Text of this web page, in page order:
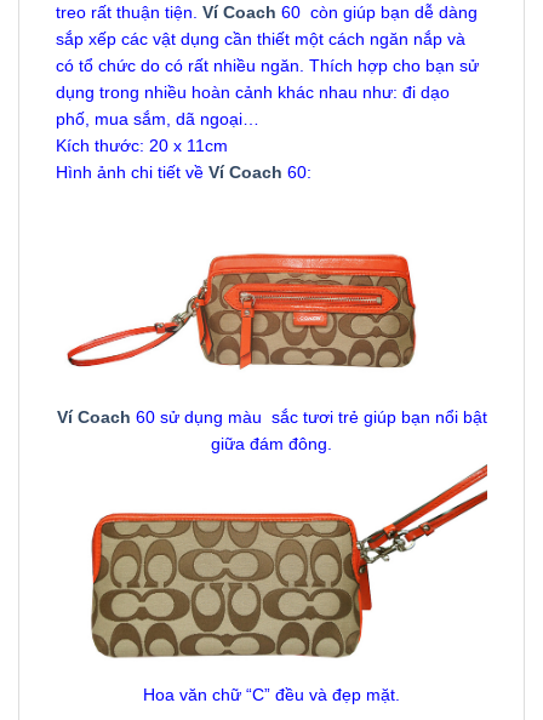
treo rất thuận tiện. Ví Coach 60 còn giúp bạn dễ dàng
sắp xếp các vật dụng cần thiết một cách ngăn nắp và
có tổ chức do có rất nhiều ngăn. Thích hợp cho bạn sử
dụng trong nhiều hoàn cảnh khác nhau như: đi dạo
phố, mua sắm, dã ngoại…
Kích thước: 20 x 11cm
Hình ảnh chi tiết về Ví Coach 60:
Ví Coach 60 sử dụng màu sắc tươi trẻ giúp bạn nổi bật
giữa đám đông.
Hoa văn chữ “C” đều và đẹp mặt.